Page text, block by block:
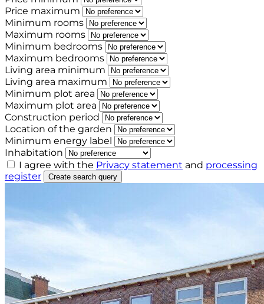
Price maximum
Minimum rooms
Maximum rooms
Minimum bedrooms
Maximum bedrooms
Living area minimum
Living area maximum
Minimum plot area
Maximum plot area
Construction period
Location of the garden
Minimum energy label
Inhabitation
I agree with the Privacy statement and processing
register
Create search query